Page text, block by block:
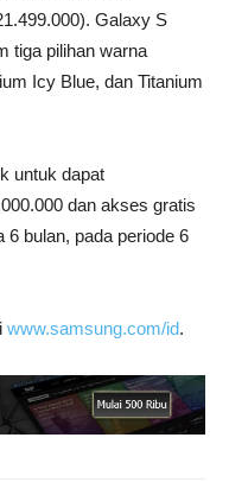
Galaxy S
tiga pilihan warna
Icy Blue, dan Titanium
untuk dapat
dan akses gratis
bulan, pada periode 6
www.samsung.com/id.